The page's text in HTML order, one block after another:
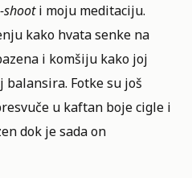
shooti moju meditaciju.
kako hvata senke na
i komšiju kako joj
Fotke su još
u kaftan boje cigle i
dok je sada on